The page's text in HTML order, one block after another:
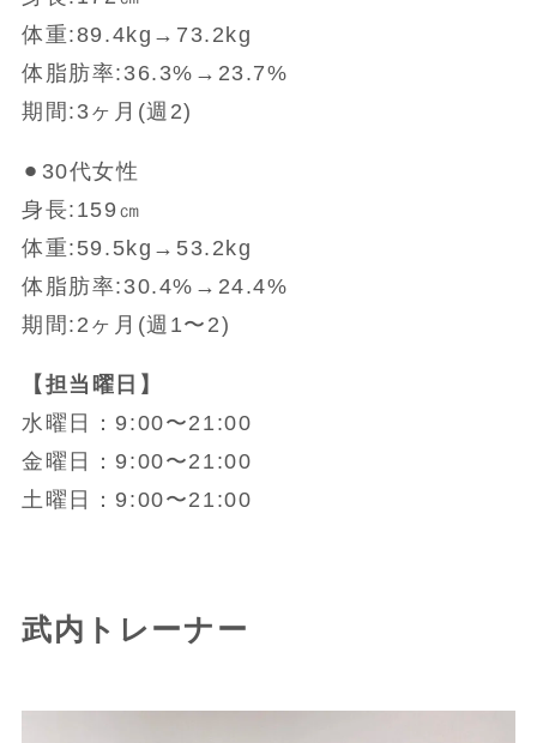
体重:89.4kg→73.2kg
体脂肪率:36.3%→23.7%
期間:3ヶ月(週2)
⚫︎30代女性
身長:159㎝
体重:59.5kg→53.2kg
体脂肪率:30.4%→24.4%
期間:2ヶ月(週1〜2)
【担当曜日】
水曜日：9:00〜21:00
金曜日：9:00〜21:00
土曜日：9:00〜21:00
武内トレーナー